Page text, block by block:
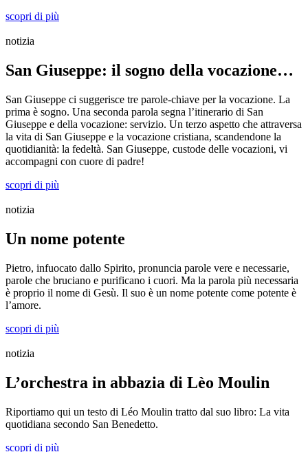
scopri di più
notizia
San Giuseppe: il sogno della vocazione…
San Giuseppe ci suggerisce tre parole-chiave per la vocazione. La
prima è sogno. Una seconda parola segna l’itinerario di San
Giuseppe e della vocazione: servizio. Un terzo aspetto che attraversa
la vita di San Giuseppe e la vocazione cristiana, scandendone la
quotidianità: la fedeltà. San Giuseppe, custode delle vocazioni, vi
accompagni con cuore di padre!
scopri di più
notizia
Un nome potente
Pietro, infuocato dallo Spirito, pronuncia parole vere e necessarie,
parole che bruciano e purificano i cuori. Ma la parola più necessaria
è proprio il nome di Gesù. Il suo è un nome potente come potente è
l’amore.
scopri di più
notizia
L’orchestra in abbazia di Lèo Moulin
Riportiamo qui un testo di Léo Moulin tratto dal suo libro: La vita
quotidiana secondo San Benedetto.
scopri di più